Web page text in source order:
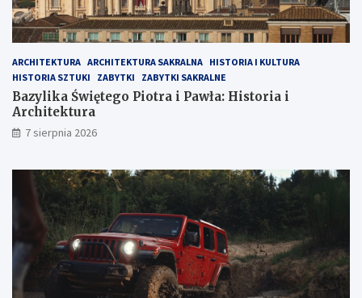
ARCHITEKTURA ARCHITEKTURA SAKRALNA HISTORIA I KULTURA
HISTORIA SZTUKI
ZABYTKI ZABYTKI SAKRALNE
Bazylika Świętego Piotra i Pawła: Historia i
Architektura
7 sierpnia 2026